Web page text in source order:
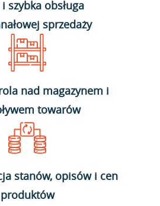
szybka obsługa
sprzedaży
nad magazynem i
towarów
stanów, opisów i cen
produktów